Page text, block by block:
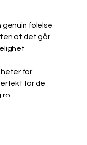
genuin følelse
at det går
for
for de
ro.